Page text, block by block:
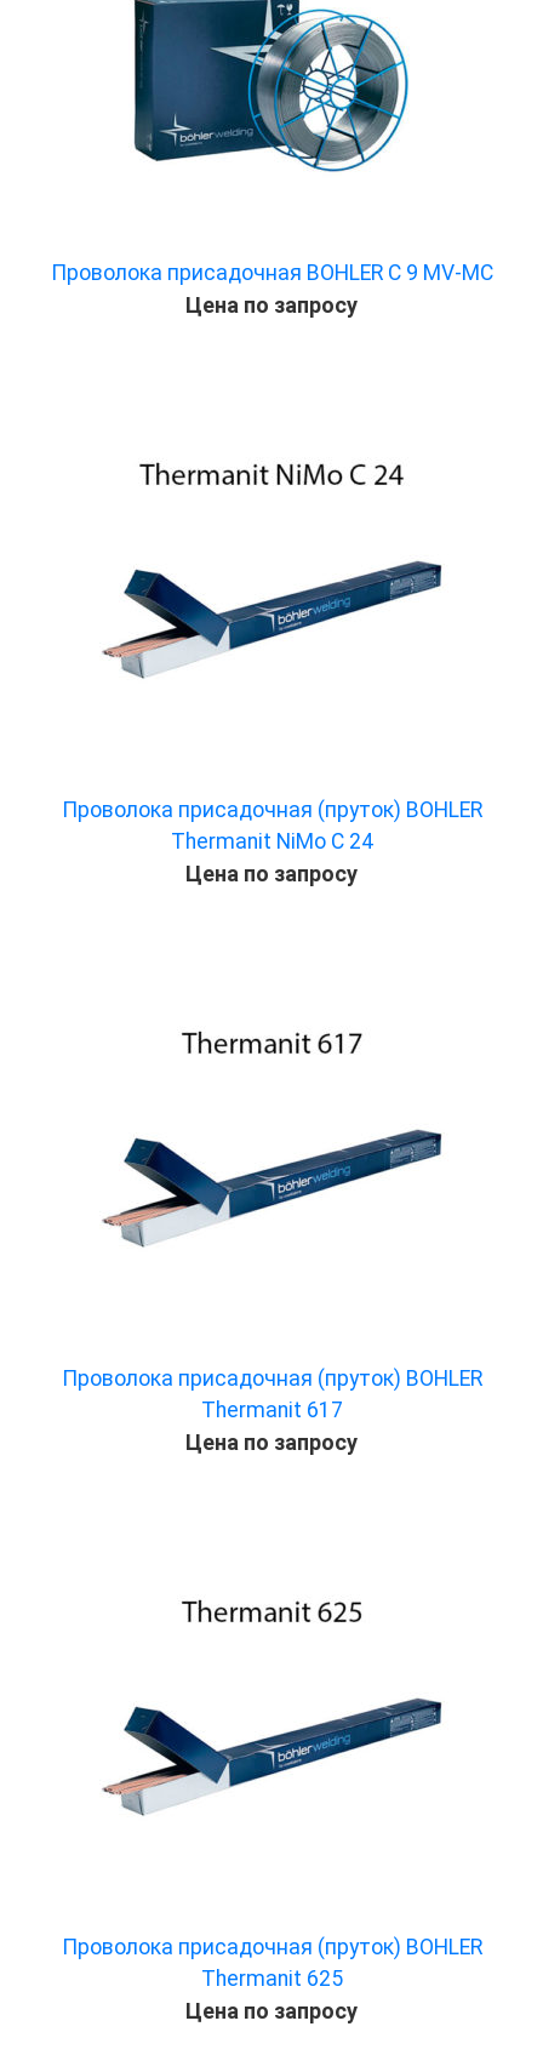
Проволока присадочная BOHLER C 9 MV-MC
Цена по запросу
Проволока присадочная (пруток) BOHLER
Thermanit NiMo C 24
Цена по запросу
Проволока присадочная (пруток) BOHLER
Thermanit 617
Цена по запросу
Проволока присадочная (пруток) BOHLER
Thermanit 625
Цена по запросу